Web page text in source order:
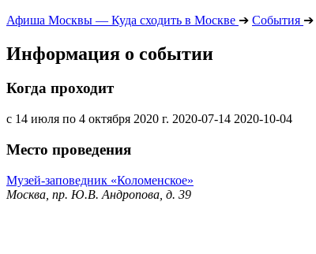
Афиша Москвы — Куда сходить в Москве ➔ События ➔
Информация о событии
Когда проходит
с 14 июля по 4 октября 2020 г. 2020-07-14 2020-10-04
Место проведения
Музей-заповедник «Коломенское»
Москва, пр. Ю.В. Андропова, д. 39